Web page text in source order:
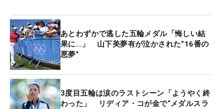
あとわずかで逃した五輪メダル「悔しい結
果に…」 山下美夢有が泣かされた“16番の
悪夢”
3度目五輪は涙のラストシーン「ようやく終
わった」 リディア・コが金で“メダルスラ